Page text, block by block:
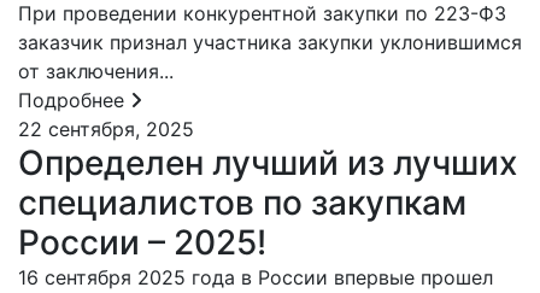
При проведении конкурентной закупки по 223-ФЗ
заказчик признал участника закупки уклонившимся
от заключения...
Подробнее
22 сентября, 2025
Определен лучший из лучших
специалистов по закупкам
России – 2025!
16 сентября 2025 года в России впервые прошел